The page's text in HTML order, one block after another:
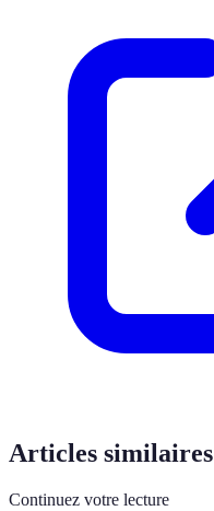
Articles similaires
Continuez votre lecture